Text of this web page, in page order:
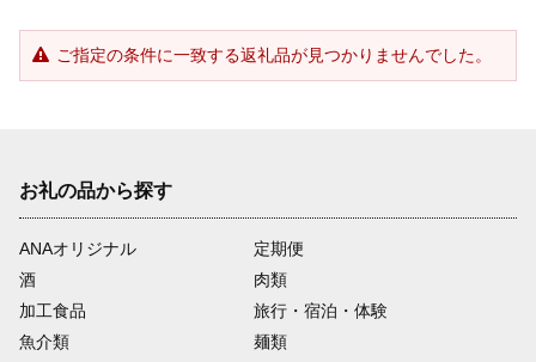
ご指定の条件に一致する返礼品が見つかりませんでした。
お礼の品から探す
ANAオリジナル
定期便
酒
肉類
加工食品
旅行・宿泊・体験
魚介類
麺類